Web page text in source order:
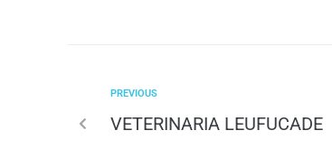
PREVIOUS
VETERINARIA LEUFUCADE